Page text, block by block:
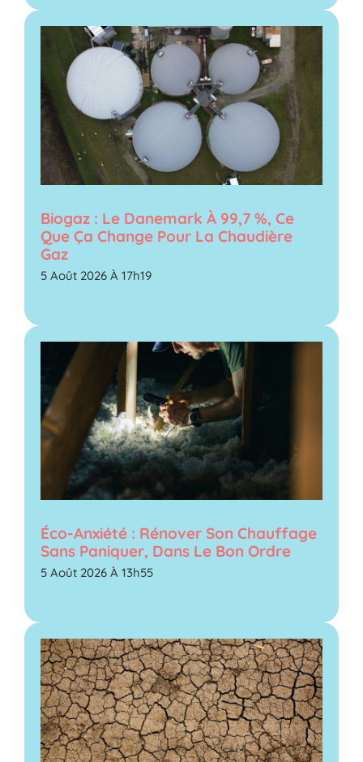
Biogaz : Le Danemark À 99,7 %, Ce
Que Ça Change Pour La Chaudière
Gaz
5 Août 2026 À 17h19
Éco-Anxiété : Rénover Son Chauffage
Sans Paniquer, Dans Le Bon Ordre
5 Août 2026 À 13h55